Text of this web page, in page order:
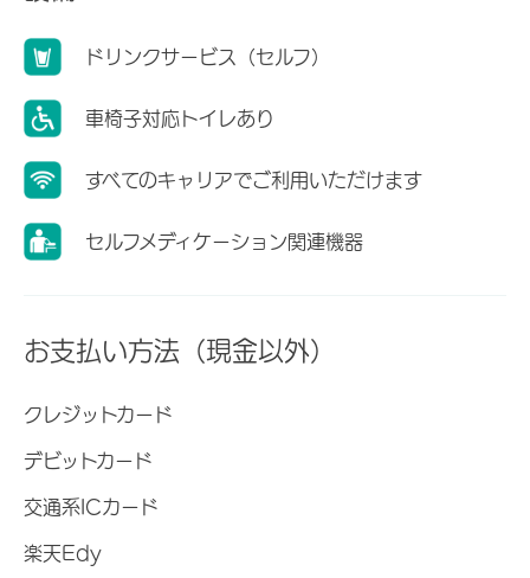
ドリンクサービス（セルフ）
車椅子対応トイレあり
すべてのキャリアでご利用いただけます
セルフメディケーション関連機器
お支払い方法（現金以外）
クレジットカード
デビットカード
交通系ICカード
楽天Edy